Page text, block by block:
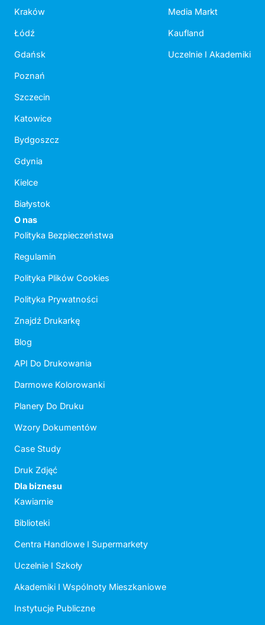
Kraków
Łódź
Gdańsk
Poznań
Szczecin
Katowice
Bydgoszcz
Gdynia
Kielce
Białystok
Media Markt
Kaufland
Uczelnie I Akademiki
O nas
Polityka Bezpieczeństwa
Regulamin
Polityka Plików Cookies
Polityka Prywatności
Znajdź Drukarkę
Blog
API Do Drukowania
Darmowe Kolorowanki
Planery Do Druku
Wzory Dokumentów
Case Study
Druk Zdjęć
Dla biznesu
Kawiarnie
Biblioteki
Centra Handlowe I Supermarkety
Uczelnie I Szkoły
Akademiki I Wspólnoty Mieszkaniowe
Instytucje Publiczne